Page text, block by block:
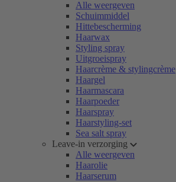
Alle weergeven
Schuimmiddel
Hittebescherming
Haarwax
Styling spray
Uitgroeispray
Haarcrème & stylingcrème
Haargel
Haarmascara
Haarpoeder
Haarspray
Haarstyling-set
Sea salt spray
Leave-in verzorging
Alle weergeven
Haarolie
Haarserum